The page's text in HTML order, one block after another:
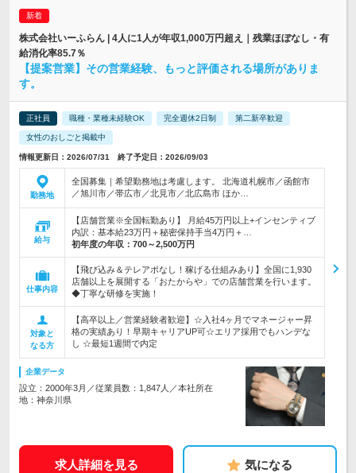
株式会社いーふらん | 4人に1人が年収1,000万円超え｜残業ほぼなし・有
給消化率85.7％
【提案営業】その営業経験、もっと評価される場所がありま
す。
正社員 職種・業種未経験OK 完全週休2日制 第二新卒歓迎
女性のおしごと掲載中
情報更新日：2026/07/31 終了予定日：2026/09/03
勤務地
全国募集｜希望勤務地は考慮します。 北海道札幌市／函館市
／旭川市／帯広市／北見市／北広島市 ほか…
給与
【店舗営業※全国転勤あり】 月給45万円以上+インセンティブ
内訳：基本給23万円＋秘密保持手当4万円＋…
初年度の年収： 700～2,500万円
仕事内容
【飛び込み＆テレアポなし！稼げる仕組みあり】全国に1,930
店舗以上を展開する「おたからや」での店舗営業を行います。
◆丁寧な研修を実施！
対象と
なる方
【高卒以上／営業経験者歓迎】☆入社4ヶ月でマネージャー昇
格の実績あり！早期キャリアUP可☆エリア採用でもハンデな
し ☆最短1週間で内定
企業データ
設立：2000年3月／従業員数：1,847人／本社所在
地：神奈川県
求人詳細を見る 気になる